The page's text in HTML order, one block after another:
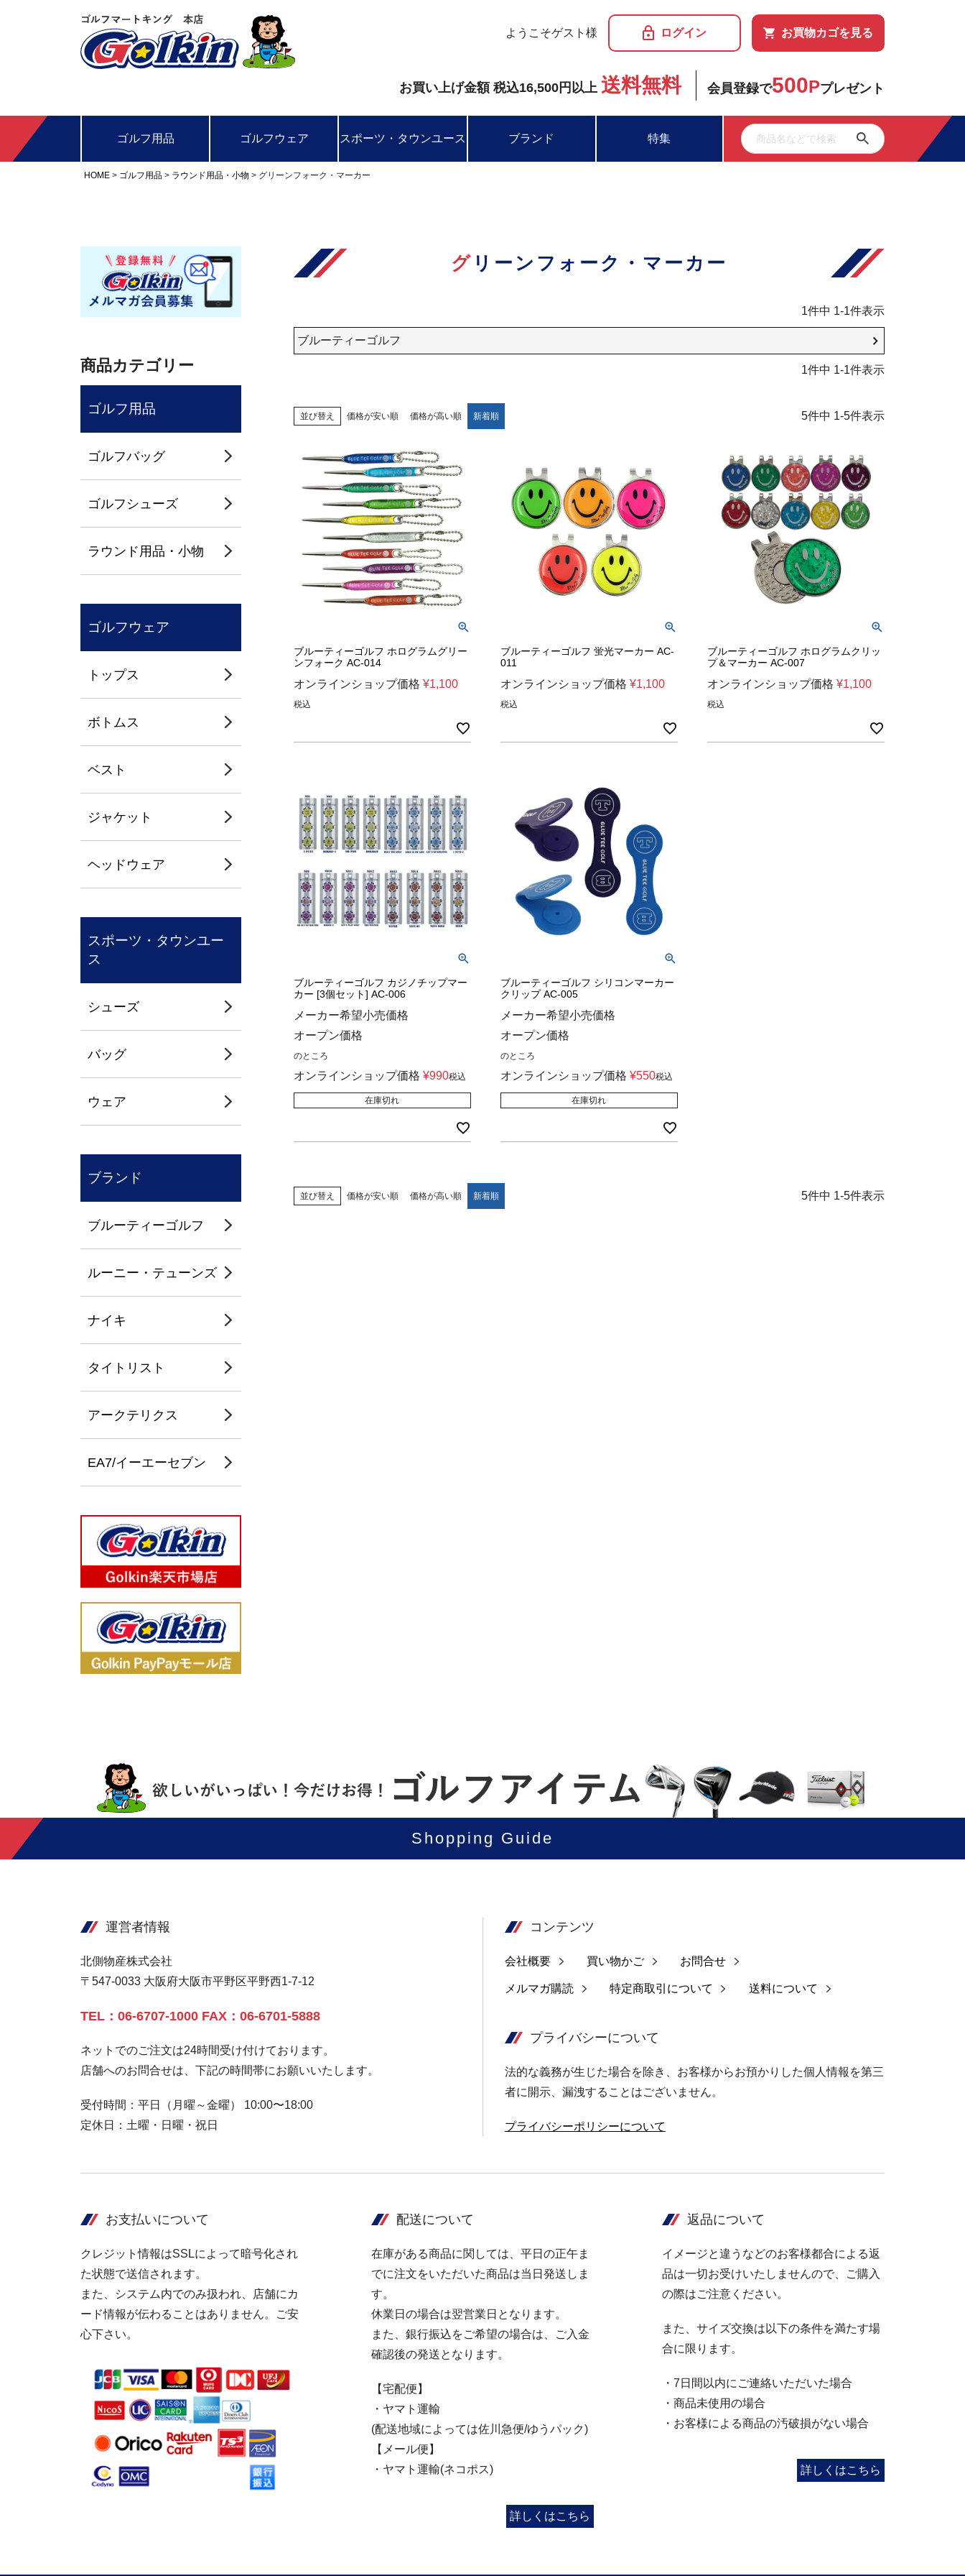
ようこそゲスト様 ログイン お買物カゴを見る
お買い上げ金額 税込16,500円以上 送料無料 会員登録で500Pプレゼント
ゴルフ用品 ゴルフウェア スポーツ・タウンユース ブランド 特集
HOME ゴルフ用品 ラウンド用品・小物 グリーンフォーク・マーカー
商品カテゴリー
ゴルフ用品
ゴルフバッグ
ゴルフシューズ
ラウンド用品・小物
ゴルフウェア
トップス
ボトムス
ベスト
ジャケット
ヘッドウェア
スポーツ・タウンユー
ス
シューズ
バッグ
ウェア
ブランド
ブルーティーゴルフ
ルーニー・テューンズ
ナイキ
タイトリスト
アークテリクス
EA7/イーエーセブン
グリーンフォーク・マーカー
1件中 1-1件表示
ブルーティーゴルフ
1件中 1-1件表示
並び替え 価格が安い順 価格が高い順 新着順 5件中 1-5件表示
ブルーティーゴルフ ホログラムグリー
ンフォーク AC-014
オンラインショップ価格 ¥1,100
税込
ブルーティーゴルフ 蛍光マーカー AC-
011
オンラインショップ価格 ¥1,100
税込
ブルーティーゴルフ ホログラムクリッ
プ＆マーカー AC-007
オンラインショップ価格 ¥1,100
税込
ブルーティーゴルフ カジノチップマー
カー [3個セット] AC-006
メーカー希望小売価格
オープン価格
のところ
オンラインショップ価格 ¥990税込
在庫切れ
ブルーティーゴルフ シリコンマーカー
クリップ AC-005
メーカー希望小売価格
オープン価格
のところ
オンラインショップ価格 ¥550税込
在庫切れ
並び替え 価格が安い順 価格が高い順 新着順 5件中 1-5件表示
Shopping Guide
運営者情報
北側物産株式会社
〒547-0033 大阪府大阪市平野区平野西1-7-12
TEL：06-6707-1000 FAX：06-6701-5888
ネットでのご注文は24時間受け付けております。
店舗へのお問合せは、下記の時間帯にお願いいたします。
受付時間：平日（月曜～金曜） 10:00〜18:00
定休日：土曜・日曜・祝日
コンテンツ
会社概要 買い物かご お問合せ
メルマガ購読 特定商取引について 送料について
プライバシーについて
法的な義務が生じた場合を除き、お客様からお預かりした個人情報を第三
者に開示、漏洩することはございません。
プライバシーポリシーについて
お支払いについて
クレジット情報はSSLによって暗号化され
た状態で送信されます。
また、システム内でのみ扱われ、店舗にカ
ード情報が伝わることはありません。ご安
心下さい。
配送について
在庫がある商品に関しては、平日の正午ま
でに注文をいただいた商品は当日発送しま
す。
休業日の場合は翌営業日となります。
また、銀行振込をご希望の場合は、ご入金
確認後の発送となります。
【宅配便】
・ヤマト運輸
(配送地域によっては佐川急便/ゆうパック)
【メール便】
・ヤマト運輸(ネコポス)
詳しくはこちら
返品について
イメージと違うなどのお客様都合による返
品は一切お受けいたしませんので、ご購入
の際はご注意ください。
また、サイズ交換は以下の条件を満たす場
合に限ります。
・7日間以内にご連絡いただいた場合
・商品未使用の場合
・お客様による商品の汚破損がない場合
詳しくはこちら